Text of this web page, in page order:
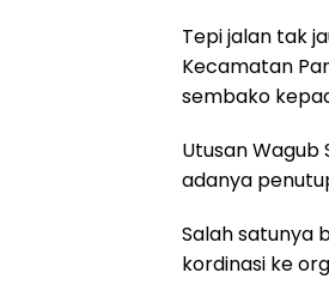
Tepi jalan tak
Kecamatan
sembako
Utusan Wagub
adanya
Salah satunya
kordinasi ke